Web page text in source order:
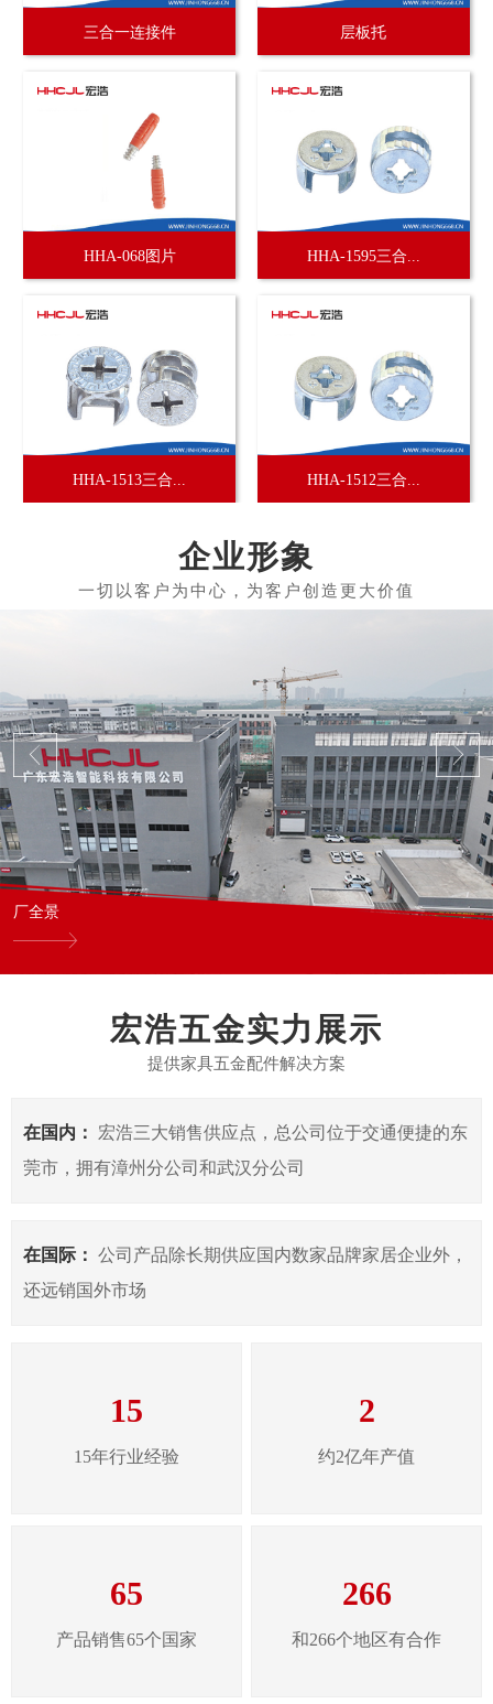
三合一连接件 层板托
HHA-068图片 HHA-1595三合...
HHA-1513三合... HHA-1512三合...
企业形象
厂全景
宏浩五金实力展示
提供家具五金配件解决方案
在国内：
宏浩三大销售供应点，总公司位于交通便捷的东
莞市，拥有漳州分公司和武汉分公司
在国际： 公司产品除长期供应国内数家品牌家居企业外，
还远销国外市场
15
15年行业经验
2
约2亿年产值
65
产品销售65个国家
266
和266个地区有合作